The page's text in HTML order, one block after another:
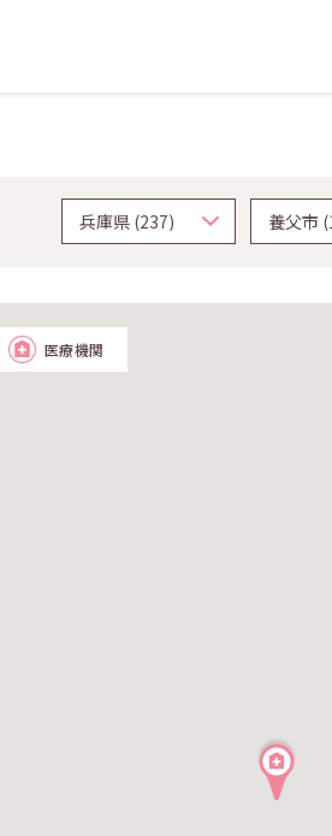
医療機関